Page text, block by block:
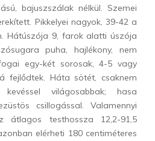
bajuszszálak nélkül. Szemei
Pikkelyei nagyok, 39-42 a
Hátúszója 9, farok alatti úszója
puha, hajlékony, nem
egy-két sorosak, 4-5 vagy
fejlődtek. Háta sötét, csaknem
világosabbak; hasa
csillogással. Valamennyi
átlagos testhossza 12,2-91,5
elérheti 180 centiméteres